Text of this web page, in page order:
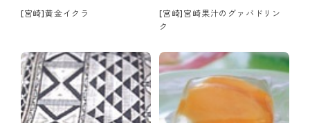
[宮崎]黄金イクラ
[宮崎]宮崎果汁のグァバドリン
ク